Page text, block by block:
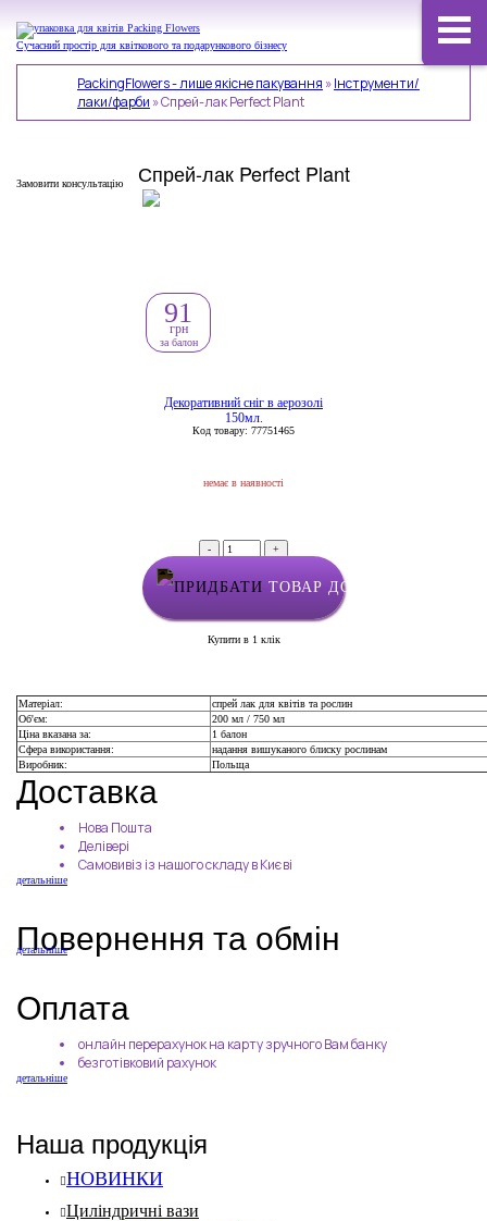
Сучасний простір для квіткового та подарункового бізнесу
PackingFlowers - лише якісне пакування »Інструменти/
лаки/фарби »Спрей-лак Perfect Plant
Спрей-лак Perfect Plant
Замовити консультацію
Декоративний сніг в аерозолі
150мл.
Код товару: 77751465
91
грн
за балон
немає в наявності
- +
ТОВАР ДОДАНО У КОШИК
Купити в 1 клік
Матеріал:
спрей лак для квітів та рослин
Об'єм:
200 мл / 750 мл
Ціна вказана за:
1 балон
Сфера використання:
надання вишуканого блиску рослинам
Виробник:
Польща
Доставка
Нова Пошта
Делівері
Самовивіз із нашого складу в Києві
детальніше
Повернення та обмін
детальніше
Оплата
онлайн перерахунок на карту зручного Вам банку
безготівковий рахунок
детальніше
Наша продукція
НОВИНКИ
Циліндричні вази